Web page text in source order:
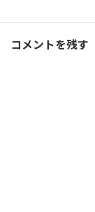
コメントを残す